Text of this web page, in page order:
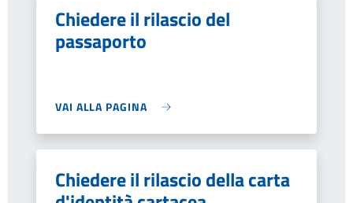
Chiedere il rilascio del
passaporto
VAI ALLA PAGINA
Chiedere il rilascio della carta